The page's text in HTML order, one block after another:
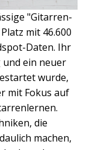
"Gitarren-
mit 46.600
Daten. Ihr
ein neuer
wurde,
mit Fokus auf
die
machen,